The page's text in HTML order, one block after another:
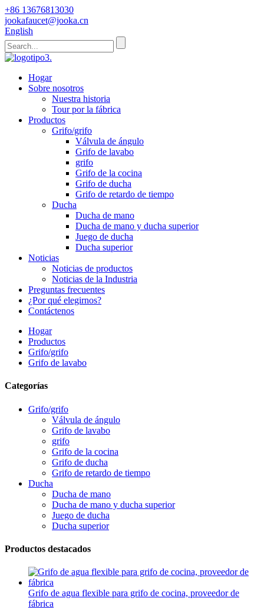
+86 13676813030
jookafaucet@jooka.cn
English
Hogar
Sobre nosotros
Nuestra historia
Tour por la fábrica
Productos
Grifo/grifo
Válvula de ángulo
Grifo de lavabo
grifo
Grifo de la cocina
Grifo de ducha
Grifo de retardo de tiempo
Ducha
Ducha de mano
Ducha de mano y ducha superior
Juego de ducha
Ducha superior
Noticias
Noticias de productos
Noticias de la Industria
Preguntas frecuentes
¿Por qué elegirnos?
Contáctenos
Hogar
Productos
Grifo/grifo
Grifo de lavabo
Categorías
Grifo/grifo
Válvula de ángulo
Grifo de lavabo
grifo
Grifo de la cocina
Grifo de ducha
Grifo de retardo de tiempo
Ducha
Ducha de mano
Ducha de mano y ducha superior
Juego de ducha
Ducha superior
Productos destacados
Grifo de agua flexible para grifo de cocina, proveedor de
fábrica